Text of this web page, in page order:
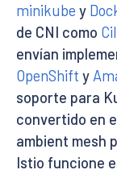
minikube y
de CNI como
envían
OpenShift y
soporte para
convertido en
ambient mesh
Istio funcione